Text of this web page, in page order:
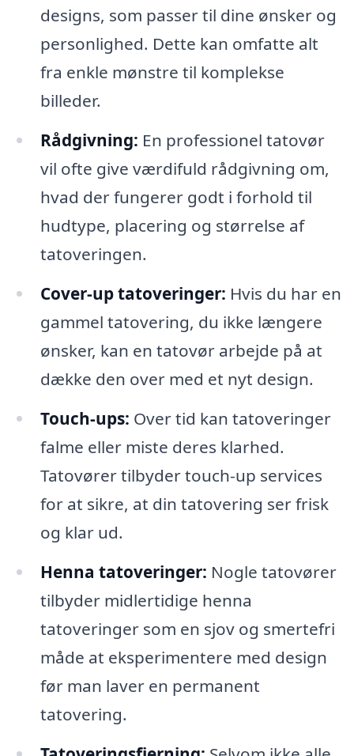
designs, som passer til dine ønsker og
personlighed. Dette kan omfatte alt
fra enkle mønstre til komplekse
billeder.
Rådgivning: En professionel tatovør
vil ofte give værdifuld rådgivning om,
hvad der fungerer godt i forhold til
hudtype, placering og størrelse af
tatoveringen.
Cover-up tatoveringer: Hvis du har en
gammel tatovering, du ikke længere
ønsker, kan en tatovør arbejde på at
dække den over med et nyt design.
Touch-ups: Over tid kan tatoveringer
falme eller miste deres klarhed.
Tatovører tilbyder touch-up services
for at sikre, at din tatovering ser frisk
og klar ud.
Henna tatoveringer: Nogle tatovører
tilbyder midlertidige henna
tatoveringer som en sjov og smertefri
måde at eksperimentere med design
før man laver en permanent
tatovering.